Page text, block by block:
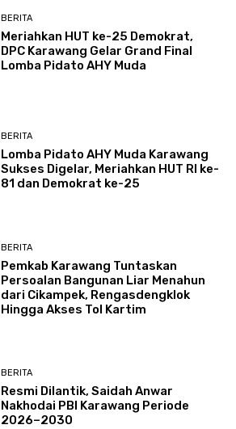
BERITA
Meriahkan HUT ke-25 Demokrat,
DPC Karawang Gelar Grand Final
Lomba Pidato AHY Muda
BERITA
Lomba Pidato AHY Muda Karawang
Sukses Digelar, Meriahkan HUT RI ke-
81 dan Demokrat ke-25
BERITA
Pemkab Karawang Tuntaskan
Persoalan Bangunan Liar Menahun
dari Cikampek, Rengasdengklok
Hingga Akses Tol Kartim
BERITA
Resmi Dilantik, Saidah Anwar
Nakhodai PBI Karawang Periode
2026–2030